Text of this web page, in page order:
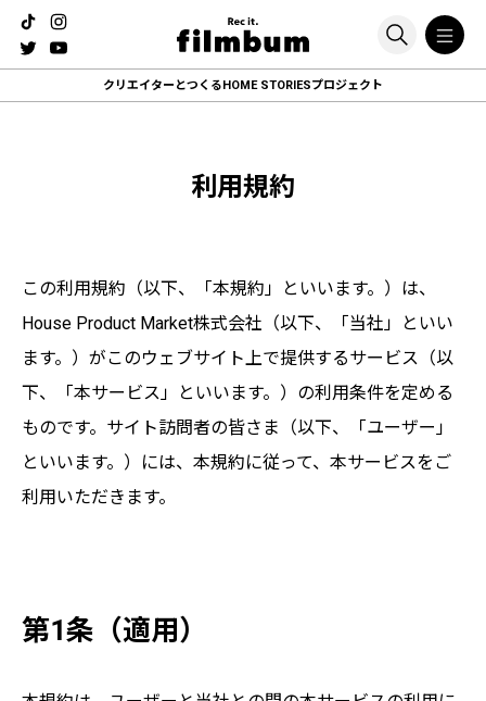
クリエイターとつくるHOME STORIESプロジェクト
利用規約
この利用規約（以下、「本規約」といいます。）は、
House Product Market株式会社（以下、「当社」といい
ます。）がこのウェブサイト上で提供するサービス（以
下、「本サービス」といいます。）の利用条件を定める
ものです。サイト訪問者の皆さま（以下、「ユーザー」
といいます。）には、本規約に従って、本サービスをご
利用いただきます。
第1条（適用）